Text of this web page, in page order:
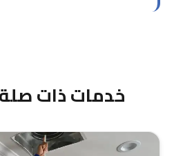
خدمات ذات